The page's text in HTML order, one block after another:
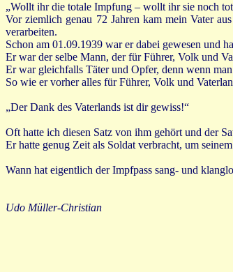
„Wollt ihr die totale Impfung – wollt ihr sie noch
Vor ziemlich genau 72 Jahren kam mein Vater
verarbeiten.
Schon am 01.09.1939 war er dabei gewesen und
Er war der selbe Mann, der für Führer, Volk und
Er war gleichfalls Täter und Opfer, denn wenn
So wie er vorher alles für Führer, Volk und
„Der Dank des Vaterlands ist dir gewiss!“
Oft hatte ich diesen Satz von ihm gehört und der
Er hatte genug Zeit als Soldat verbracht, um
Wann hat eigentlich der Impfpass sang- und
Udo Müller-Christian